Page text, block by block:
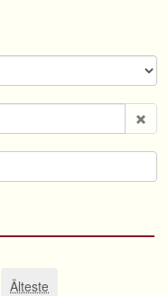
Älteste